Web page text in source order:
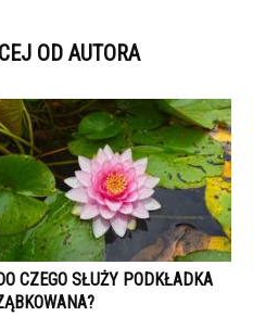
OD AUTORA
CZEGO SŁUŻY PODKŁADKA